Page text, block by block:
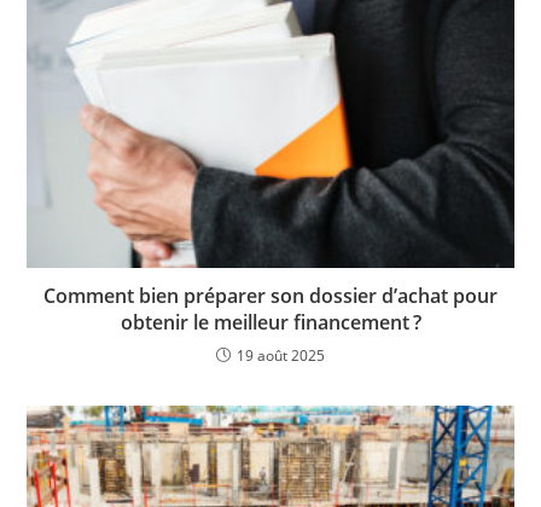
Comment bien préparer son dossier d’achat pour
obtenir le meilleur financement ?
19 août 2025